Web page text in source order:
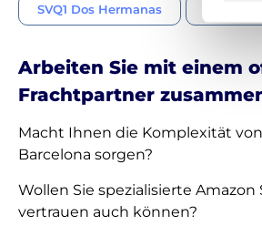
SVQ1 Dos Hermanas
Arbeiten Sie mit einem
Frachtpartner
Macht Ihnen die Komplexität
Barcelona sorgen?
Wollen Sie spezialisierte
vertrauen auch können?